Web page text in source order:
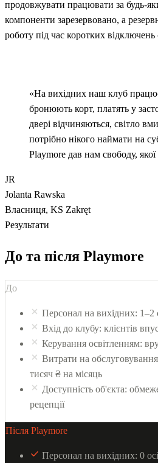
продовжувати працювати за будь-
компоненти зарезервовано, а
роботу під час коротких відключень
«На вихідних наш клуб
бронюють корт, платять у
двері відчиняються, світло
потрібно нікого наймати на
Playmore дав нам свободу,
JR
Jolanta Rawska
Власниця, KS Zakręt
Результати
До та після Playmore
До
Персонал на вихідних: 1–2
Вхід до клубу: клієнтів
Керування освітленням:
Витрати на обслуговування
тисяч ₴ на місяць
Доступність об'єкта:
рецепції
Після Playmore
Персонал на вихідних: 0